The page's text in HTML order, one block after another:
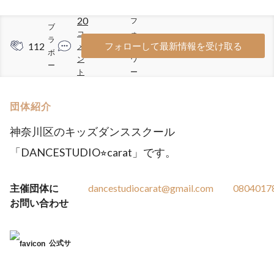
112
ブ
ラ
ボ
ー
20
コ
メ
ン
ト
204
フ
ォ
ロ
ワ
ー
フォローして最新情報を受け取る
団体紹介
神奈川区のキッズダンススクール
「DANCESTUDIO⭐︎carat」です。
主催団体に
お問い合わせ
dancestudiocarat@gmail.com
公式サ